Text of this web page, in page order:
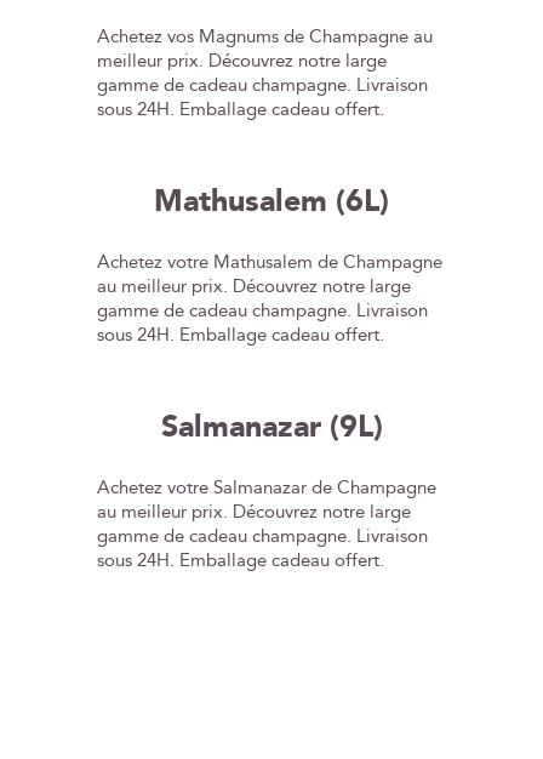
Achetez vos Magnums de Champagne au
meilleur prix. Découvrez notre large
gamme de cadeau champagne. Livraison
sous 24H. Emballage cadeau offert.
Mathusalem (6L)
Achetez votre Mathusalem de Champagne
au meilleur prix. Découvrez notre large
gamme de cadeau champagne. Livraison
sous 24H. Emballage cadeau offert.
Salmanazar (9L)
Achetez votre Salmanazar de Champagne
au meilleur prix. Découvrez notre large
gamme de cadeau champagne. Livraison
sous 24H. Emballage cadeau offert.